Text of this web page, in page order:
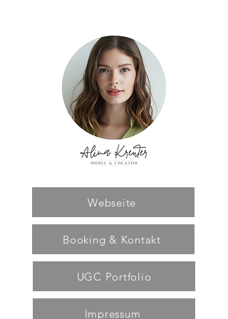
Webseite
Booking & Kontakt
UGC Portfolio
Impressum